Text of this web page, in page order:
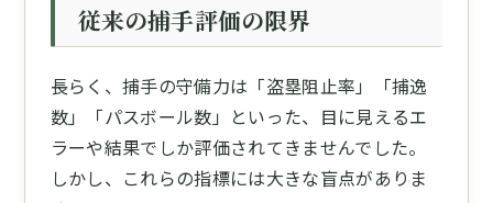
従来の捕手評価の限界
長らく、捕手の守備力は「盗塁阻止率」「捕逸
数」「パスボール数」といった、目に見えるエ
ラーや結果でしか評価されてきませんでした。
しかし、これらの指標には大きな盲点がありま